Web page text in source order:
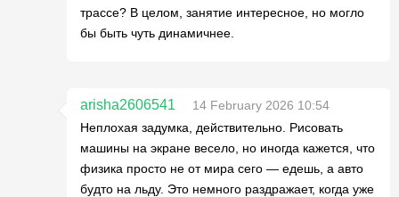
трассе? В целом, занятие интересное, но могло
бы быть чуть динамичнее.
arisha2606541
14 February 2026 10:54
Неплохая задумка, действительно. Рисовать
машины на экране весело, но иногда кажется, что
физика просто не от мира сего — едешь, а авто
будто на льду. Это немного раздражает, когда уже